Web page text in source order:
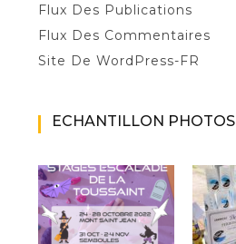
Flux Des Publications
Flux Des Commentaires
Site De WordPress-FR
ECHANTILLON PHOTOS